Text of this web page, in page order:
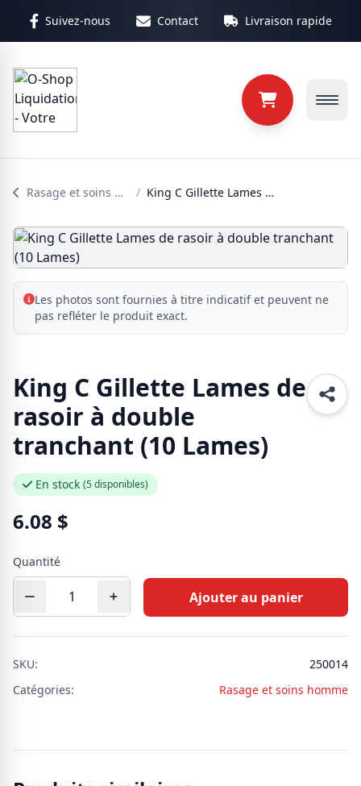
Suivez-nous Contact Livraison rapide
Rasage et soins homme / King C Gillette Lames de rasoir à double tranchant (10 Lames)
Les photos sont fournies à titre indicatif et peuvent ne
pas refléter le produit exact.
King C Gillette Lames de
rasoir à double
tranchant (10 Lames)
En stock (5 disponibles)
6.08 $
Quantité
Ajouter au panier
SKU:
250014
Catégories:
Rasage et soins homme